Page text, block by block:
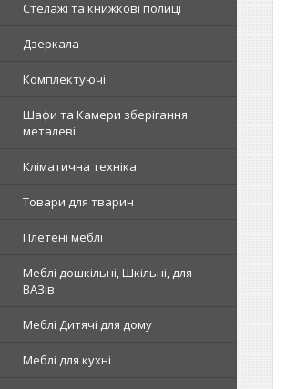
Стелажі та книжкові полиці
Дзеркала
Комплектуючі
Шафи та Камери зберігання
металеві
Кліматична техніка
Товари для тварин
Плетені меблі
Меблі дошкільні, Шкільні, для
ВАЗів
Меблі Дитячі для дому
Меблі для кухні